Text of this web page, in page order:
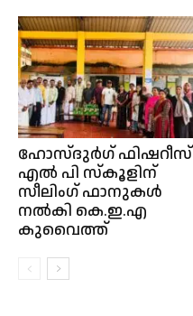
ഹോസ്ദുർഗ് ഫിഷറീസ്
എൽ പി സ്കൂളിന്
സീലിംഗ് ഫാനുകൾ
നൽകി കെ.ഇ.എ
കുവൈത്ത്